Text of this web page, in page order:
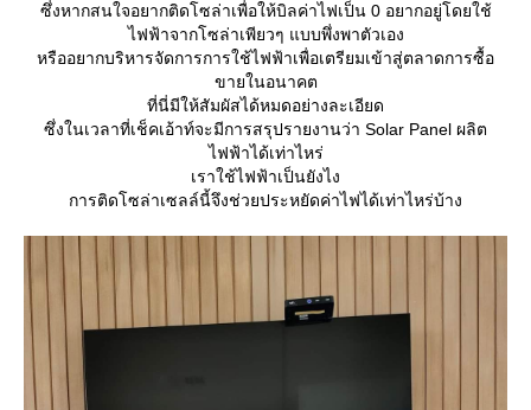
ซึ่งหากสนใจอยากติดโซล่าเพื่อให้บิลค่าไฟเป็น 0 อยากอยู่โดยใช้
ไฟฟ้าจากโซล่าเพียวๆ แบบพึ่งพาตัวเอง
หรืออยากบริหารจัดการการใช้ไฟฟ้าเพื่อเตรียมเข้าสู่ตลาดการซื้อ
ขายในอนาคต
ที่นี่มีให้สัมผัสได้หมดอย่างละเอียด
​ซึ่งในเวลาที่เช็คเอ้าท์จะมีการสรุปรายงานว่า Solar Panel ผลิต
ไฟฟ้าได้เท่าไหร่
เราใช้ไฟฟ้าเป็นยังไง
การติดโซล่าเซลล์นี้จึงช่วยประหยัดค่าไฟได้เท่าไหร่บ้าง